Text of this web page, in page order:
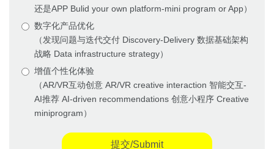
还是APP Bulid your own platform-mini program or App）
数字化产品优化
（发现问题与迭代交付 Discovery-Delivery 数据基础架构
战略 Data infrastructure strategy）
增值个性化体验
（AR/VR互动创意 AR/VR creative interaction 智能交互-
AI推荐 AI-driven recommendations 创意小程序 Creative
miniprogram）
提交/Submit